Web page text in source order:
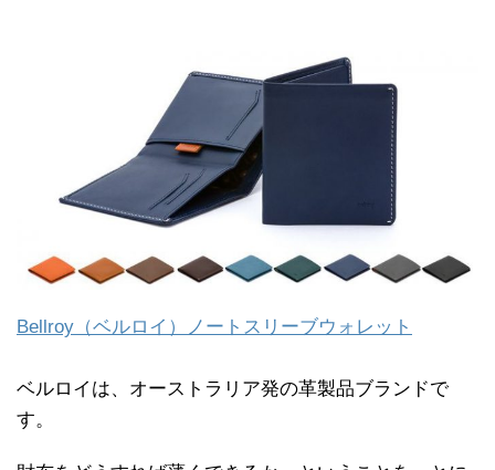
Bellroy（ベルロイ）ノートスリーブウォレット
ベルロイは、オーストラリア発の革製品ブランドで
す。